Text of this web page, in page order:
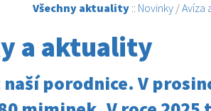
Všechny aktuality :: Novinky /Avíza
a aktuality
porodnice. V